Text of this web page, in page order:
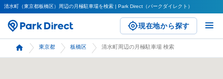
清水町（東京都板橋区）周辺の月極駐車場を検索 | Park Direct（パークダイレクト）
現在地から探す
東京都 板橋区 清水町周辺の月極駐車場 検索